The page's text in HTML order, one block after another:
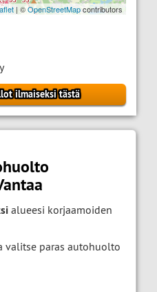
| ©OpenStreetMapcontributors
ilmaiseksi tästä
alueesi korjaamoiden
valitse paras autohuolto